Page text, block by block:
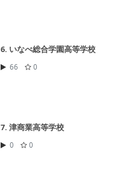
6. いなべ総合学園高等学校
66 0
7. 津商業高等学校
0 0